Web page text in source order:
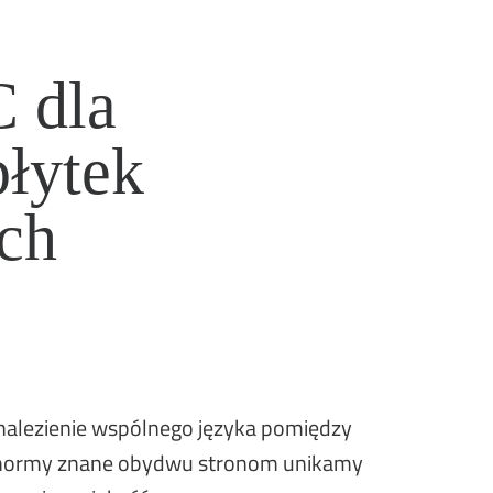
dla
wspólnego języka pomiędzy
znane obydwu stronom unikamy